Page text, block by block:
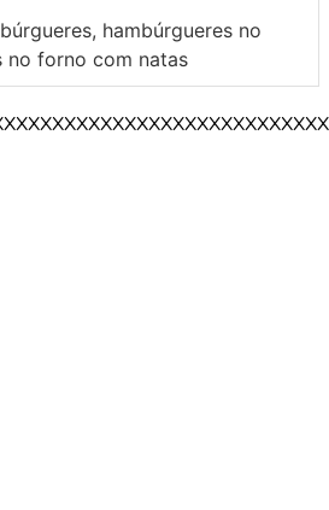
hambúrgueres no
no forno com natas